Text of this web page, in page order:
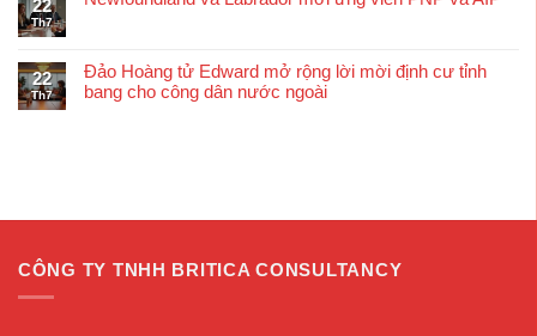
22
Th7
22
Th7
Đảo Hoàng tử Edward mở rộng lời mời định cư tỉnh
bang cho công dân nước ngoài
CÔNG TY TNHH BRITICA CONSULTANCY